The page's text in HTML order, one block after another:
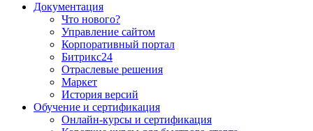
Документация
Что нового?
Управление сайтом
Корпоративный портал
Битрикс24
Отраслевые решения
Маркет
История версий
Обучение и сертификация
Онлайн-курсы и сертификация